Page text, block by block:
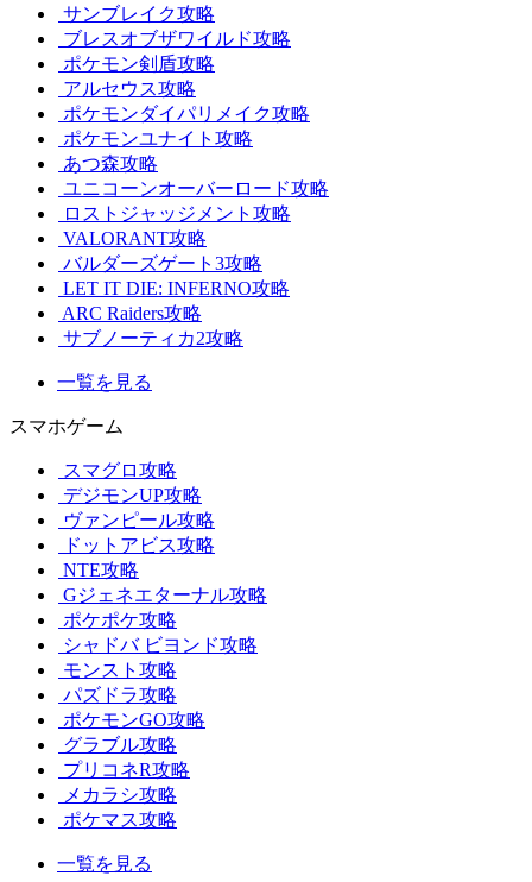
サンブレイク攻略
ブレスオブザワイルド攻略
ポケモン剣盾攻略
アルセウス攻略
ポケモンダイパリメイク攻略
ポケモンユナイト攻略
あつ森攻略
ユニコーンオーバーロード攻略
ロストジャッジメント攻略
VALORANT攻略
バルダーズゲート3攻略
LET IT DIE: INFERNO攻略
ARC Raiders攻略
サブノーティカ2攻略
一覧を見る
スマホゲーム
スマグロ攻略
デジモンUP攻略
ヴァンピール攻略
ドットアビス攻略
NTE攻略
Gジェネエターナル攻略
ポケポケ攻略
シャドバ ビヨンド攻略
モンスト攻略
パズドラ攻略
ポケモンGO攻略
グラブル攻略
プリコネR攻略
メカラシ攻略
ポケマス攻略
一覧を見る